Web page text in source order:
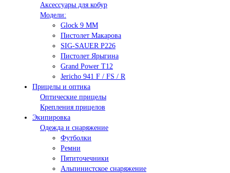
Аксессуары для кобур
Модели:
Glock 9 ММ
Пистолет Макарова
SIG-SAUER P226
Пистолет Ярыгина
Grand Power T12
Jericho 941 F / FS / R
Прицелы и оптика
Оптические прицелы
Крепления прицелов
Экипировка
Одежда и снаряжение
Футболки
Ремни
Пятиточечники
Альпинистское снаряжение